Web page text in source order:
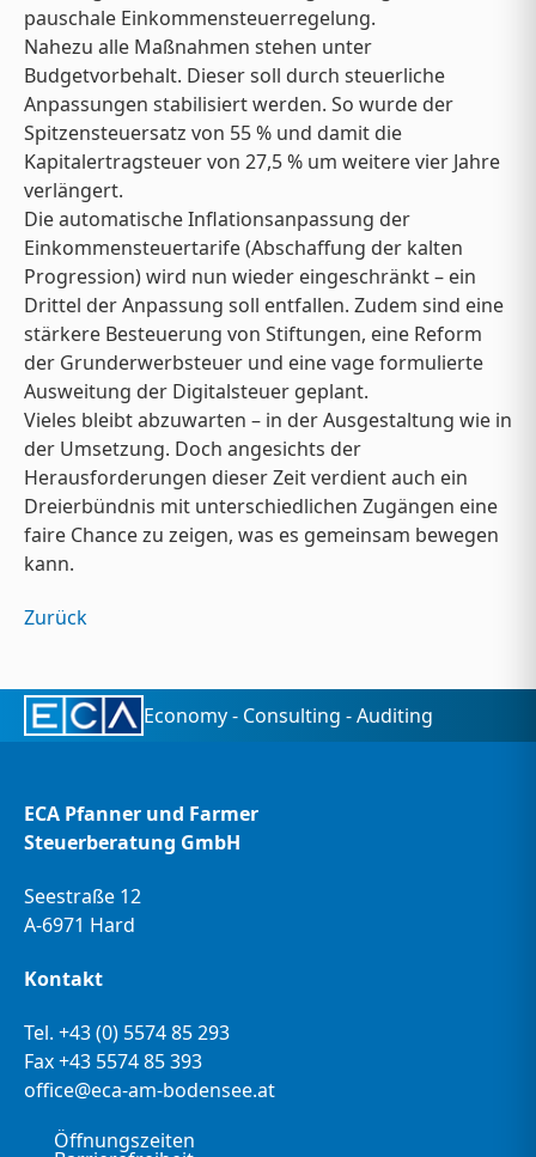
pauschale Einkommensteuerregelung.
Nahezu alle Maßnahmen stehen unter
Budgetvorbehalt. Dieser soll durch steuerliche
Anpassungen stabilisiert werden. So wurde der
Spitzensteuersatz von 55 % und damit die
Kapitalertragsteuer von 27,5 % um weitere vier Jahre
verlängert.
Die automatische Inflationsanpassung der
Einkommensteuertarife (Abschaffung der kalten
Progression) wird nun wieder eingeschränkt – ein
Drittel der Anpassung soll entfallen. Zudem sind eine
stärkere Besteuerung von Stiftungen, eine Reform
der Grunderwerbsteuer und eine vage formulierte
Ausweitung der Digitalsteuer geplant.
Vieles bleibt abzuwarten – in der Ausgestaltung wie in
der Umsetzung. Doch angesichts der
Herausforderungen dieser Zeit verdient auch ein
Dreierbündnis mit unterschiedlichen Zugängen eine
faire Chance zu zeigen, was es gemeinsam bewegen
kann.
Zurück
Economy - Consulting - Auditing
ECA Pfanner und Farmer
Steuerberatung GmbH
Seestraße 12
A-6971 Hard
Kontakt
Tel. +43 (0) 5574 85 293
Fax +43 5574 85 393
office@eca-am-bodensee.at
Öffnungszeiten